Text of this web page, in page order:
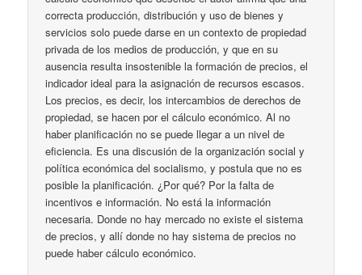
correcta producción, distribución y uso de bienes y
servicios solo puede darse en un contexto de propiedad
privada de los medios de producción, y que en su
ausencia resulta insostenible la formación de precios, el
indicador ideal para la asignación de recursos escasos.
Los precios, es decir, los intercambios de derechos de
propiedad, se hacen por el cálculo económico. Al no
haber planificación no se puede llegar a un nivel de
eficiencia. Es una discusión de la organización social y
política económica del socialismo, y postula que no es
posible la planificación. ¿Por qué? Por la falta de
incentivos e información. No está la información
necesaria. Donde no hay mercado no existe el sistema
de precios, y allí donde no hay sistema de precios no
puede haber cálculo económico.